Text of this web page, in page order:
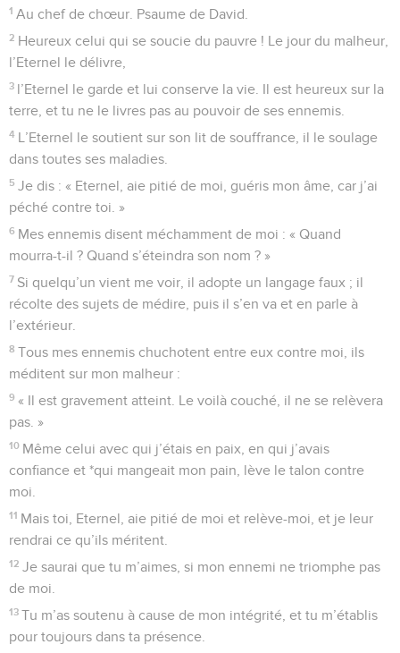
1 Au chef de chœur. Psaume de David.
2 Heureux celui qui se soucie du pauvre ! Le jour du malheur,
l’Eternel le délivre,
3 l’Eternel le garde et lui conserve la vie. Il est heureux sur la
terre, et tu ne le livres pas au pouvoir de ses ennemis.
4 L’Eternel le soutient sur son lit de souffrance, il le soulage
dans toutes ses maladies.
5 Je dis : « Eternel, aie pitié de moi, guéris mon âme, car j’ai
péché contre toi. »
6 Mes ennemis disent méchamment de moi : « Quand
mourra-t-il ? Quand s’éteindra son nom ? »
7 Si quelqu’un vient me voir, il adopte un langage faux ; il
récolte des sujets de médire, puis il s’en va et en parle à
l’extérieur.
8 Tous mes ennemis chuchotent entre eux contre moi, ils
méditent sur mon malheur :
9 « Il est gravement atteint. Le voilà couché, il ne se relèvera
pas. »
10 Même celui avec qui j’étais en paix, en qui j’avais
confiance et *qui mangeait mon pain, lève le talon contre
moi.
11 Mais toi, Eternel, aie pitié de moi et relève-moi, et je leur
rendrai ce qu’ils méritent.
12 Je saurai que tu m’aimes, si mon ennemi ne triomphe pas
de moi.
13 Tu m’as soutenu à cause de mon intégrité, et tu m’établis
pour toujours dans ta présence.